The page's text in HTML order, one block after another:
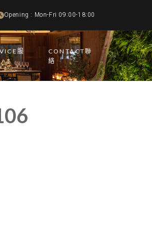
Opening : Mon-Fri 09:00-18:00
服
CONTACT聯
絡